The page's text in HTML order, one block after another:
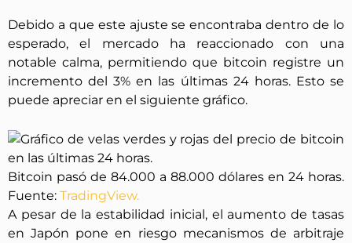
Debido a que este ajuste se encontraba dentro de lo
esperado, el mercado ha reaccionado con una
notable calma, permitiendo que bitcoin registre un
incremento del 3% en las últimas 24 horas. Esto se
puede apreciar en el siguiente gráfico.
Bitcoin pasó de 84.000 a 88.000 dólares en 24 horas.
Fuente: TradingView.
A pesar de la estabilidad inicial, el aumento de tasas
en Japón pone en riesgo mecanismos de arbitraje